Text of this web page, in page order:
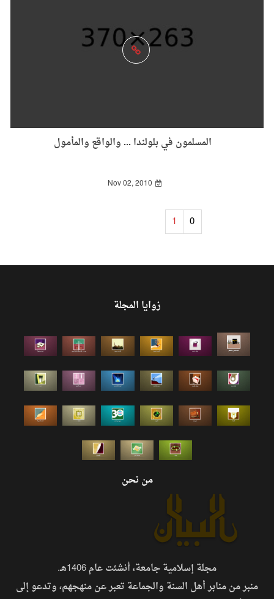
المسلمون في بلولندا ... والواقع والمأمول
Nov 02, 2010
0
1
زوايا المجلة
من نحن
مجلة إسلامية جامعة، أنشئت عام 1406هـ.
منبر من منابر أهل السنة والجماعة تعبر عن منهجهم، وتدعو إلى